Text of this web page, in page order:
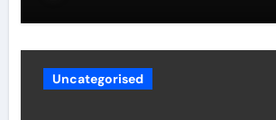
Uncategorised